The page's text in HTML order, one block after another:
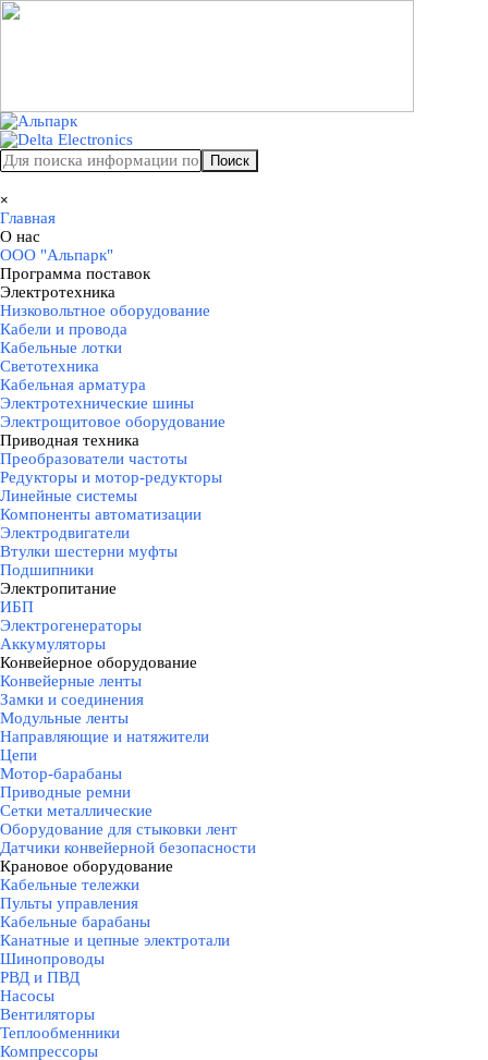
Перейти к контенту
Поиск
×
Главная
О нас
ООО "Альпарк"
Программа поставок
Электротехника
Низковольтное оборудование
Кабели и провода
Кабельные лотки
Светотехника
Кабельная арматура
Электротехнические шины
Электрощитовое оборудование
Приводная техника
Преобразователи частоты
Редукторы и мотор-редукторы
Линейные системы
Компоненты автоматизации
Электродвигатели
Втулки шестерни муфты
Подшипники
Электропитание
ИБП
Электрогенераторы
Аккумуляторы
Конвейерное оборудование
Конвейерные ленты
Замки и соединения
Модульные ленты
Направляющие и натяжители
Цепи
Мотор-барабаны
Приводные ремни
Сетки металлические
Оборудование для стыковки лент
Датчики конвейерной безопасности
Крановое оборудование
Кабельные тележки
Пульты управления
Кабельные барабаны
Канатные и цепные электротали
Шинопроводы
РВД и ПВД
Насосы
Вентиляторы
Теплообменники
Компрессоры